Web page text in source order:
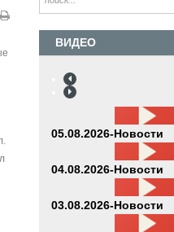
ВИДЕО
05.08.2026-Новости
04.08.2026-Новости
03.08.2026-Новости